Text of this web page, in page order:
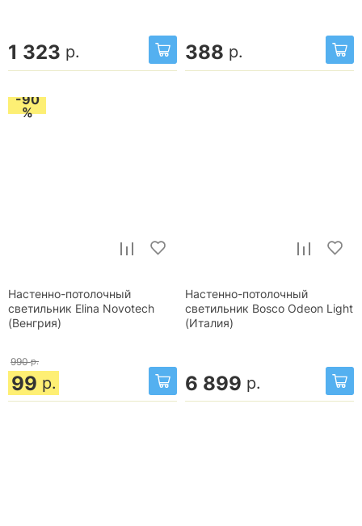
1 323 р. 388 р.
-90
%
Настенно-потолочный
светильник Elina Novotech
(Венгрия)
990 р.
99 р.
Настенно-потолочный
светильник Bosco Odeon Light
(Италия)
6 899 р.